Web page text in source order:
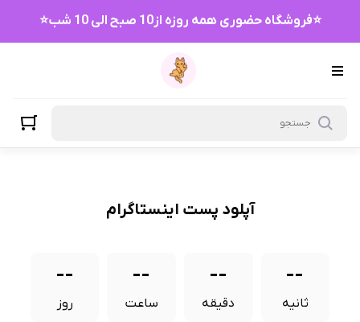
⭐فروشگاه حضوری همه روزه از10 صبح الی 10 شب⭐
آپلود پست اینستاگرام
--
روز
--
ساعت
--
دقیقه
--
ثانیه